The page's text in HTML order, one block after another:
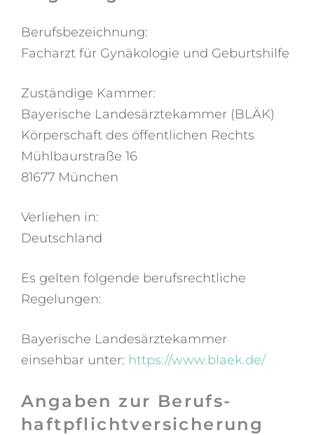
Berufsbezeichnung:
Facharzt für Gynäkologie und Geburtshilfe
Zuständige Kammer:
Baye­ri­sche Landes­ärz­te­kam­mer (BLÄK)
Körper­schaft des öffent­li­chen Rechts
Mühl­baur­straße 16
81677 München
Verliehen in:
Deutschland
Es gelten folgende berufsrechtliche
Regelungen:
Bayerische Landesärztekammer
einsehbar unter: https://www.blaek.de/
Angaben zur Berufs­
haftpflicht­versicherung